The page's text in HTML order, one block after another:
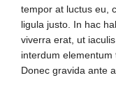
tempor at luctus eu,
ligula justo. In hac
viverra erat, ut
interdum elementum
Donec gravida ante